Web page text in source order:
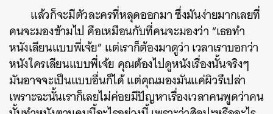
แล้วก็จะมีตัวละครที่หลุดออกมา ซึ่งมันง่ายมากเลยที่
คนจะมองข้ามไป คือเหมือนกับที่คนจะมองว่า “เธอทำ
หนังเลียนแบบพี่เจ้ย” แต่เราก็ต้องมาดูว่า เวลาเราบอกว่า
หนังใครเลียนแบบพี่เจ้ย คุณต้องไปดูหนังเรื่องนั้นจริงๆ
มันอาจจะเป็นแบบอื่นก็ได้ แต่คุณมองมันแค่ผิวรึเปล่า
เพราะฉะนั้นเราก็เลยไม่ค่อยมีปัญหาเรื่องเวลาคนพูดว่าคน